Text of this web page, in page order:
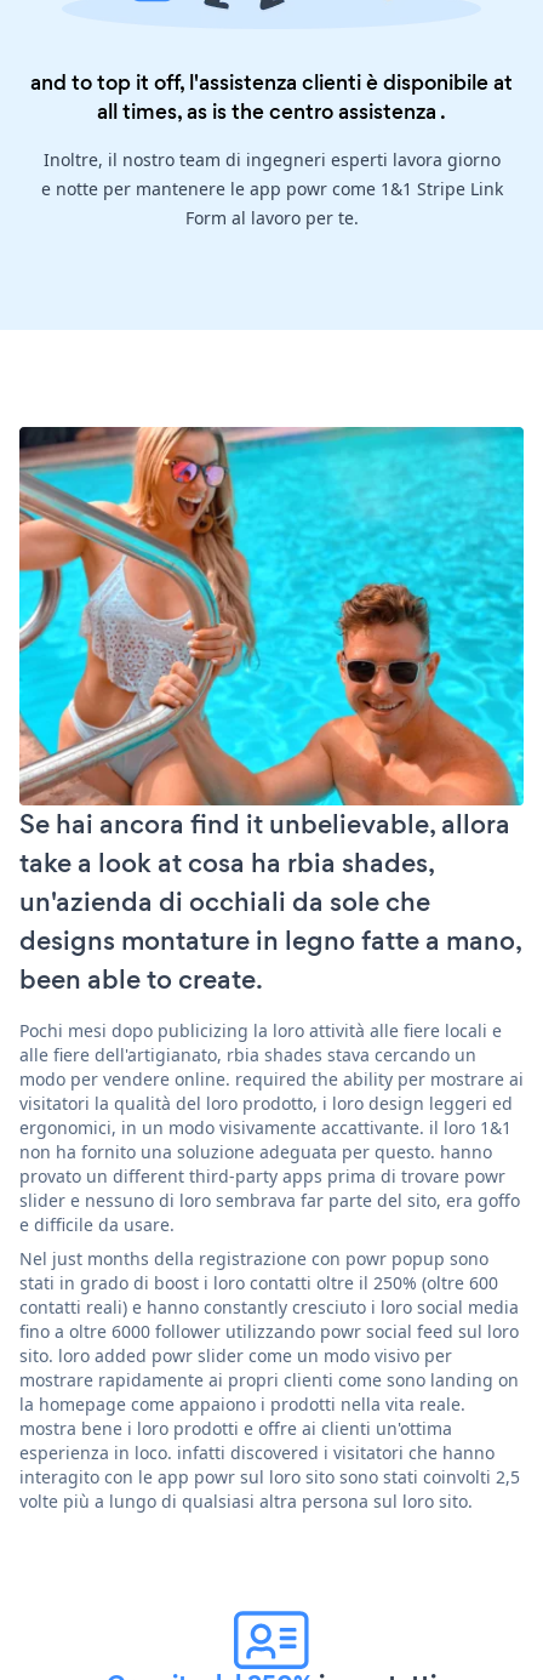
and to top it off, l'assistenza clienti è disponibile at
all times, as is thecentro assistenza .
Inoltre, il nostro team di ingegneri esperti lavora giorno
e notte per mantenere le app powr come 1&1 Stripe Link
Form al lavoro per te.
Se hai ancora find it unbelievable, allora
take a look at cosa ha rbia shades,
un'azienda di occhiali da sole che
designs montature in legno fatte a mano,
been able to create.
Pochi mesi dopo publicizing la loro attività alle fiere locali e
alle fiere dell'artigianato, rbia shades stava cercando un
modo per vendere online. required the ability per mostrare ai
visitatori la qualità del loro prodotto, i loro design leggeri ed
ergonomici, in un modo visivamente accattivante. il loro 1&1
non ha fornito una soluzione adeguata per questo. hanno
provato un different third-party apps prima di trovare powr
slider e nessuno di loro sembrava far parte del sito, era goffo
e difficile da usare.
Nel just months della registrazione con powr popup sono
stati in grado di boost i loro contatti oltre il 250% (oltre 600
contatti reali) e hanno constantly cresciuto i loro social media
fino a oltre 6000 follower utilizzando powr social feed sul loro
sito. loro added powr slider come un modo visivo per
mostrare rapidamente ai propri clienti come sono landing on
la homepage come appaiono i prodotti nella vita reale.
mostra bene i loro prodotti e offre ai clienti un'ottima
esperienza in loco. infatti discovered i visitatori che hanno
interagito con le app powr sul loro sito sono stati coinvolti 2,5
volte più a lungo di qualsiasi altra persona sul loro sito.